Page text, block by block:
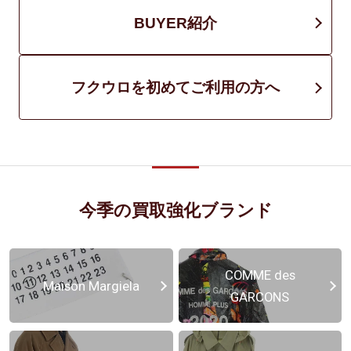
BUYER紹介
フクウロを初めてご利用の方へ
今季の買取強化ブランド
Maison Margiela
COMME des
GARCONS